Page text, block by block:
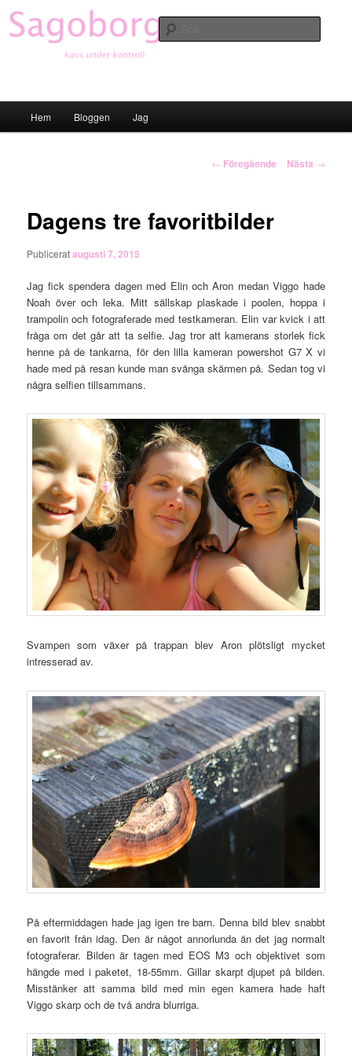
Hoppa
till
primärt
Hem Bloggen Jag
Inläggsnavigering
← Föregående Nästa →
Dagens tre favoritbilder
Publicerataugusti 7, 2015
Jag fick spendera dagen med Elin och Aron medan Viggo hade
Noah över och leka. Mitt sällskap plaskade i poolen, hoppa i
trampolin och fotograferade med testkameran. Elin var kvick i att
fråga om det går att ta selfie. Jag tror att kamerans storlek fick
henne på de tankarna, för den lilla kameran powershot G7 X vi
hade med på resan kunde man svänga skärmen på. Sedan tog vi
några selfien tillsammans.
Svampen som växer på trappan blev Aron plötsligt mycket
intresserad av.
På eftermiddagen hade jag igen tre barn. Denna bild blev snabbt
en favorit från idag. Den är något annorlunda än det jag normalt
fotograferar. Bilden är tagen med EOS M3 och objektivet som
hängde med i paketet, 18-55mm. Gillar skarpt djupet på bilden.
Misstänker att samma bild med min egen kamera hade haft
Viggo skarp och de två andra blurriga.